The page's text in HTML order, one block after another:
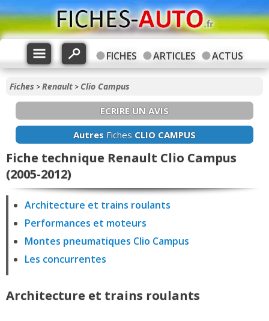
FICHES ARTICLES ACTUS
Fiches >Renault > Clio Campus
ECRIRE UN AVIS
Autres Fiches CLIO CAMPUS
Fiche technique Renault Clio Campus
(2005-2012)
Architecture et trains roulants
Performances et moteurs
Montes pneumatiques Clio Campus
Les concurrentes
Architecture et trains roulants